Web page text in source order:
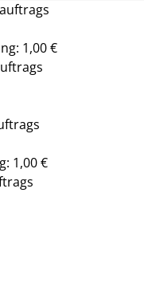
1,00 €
1,00 €